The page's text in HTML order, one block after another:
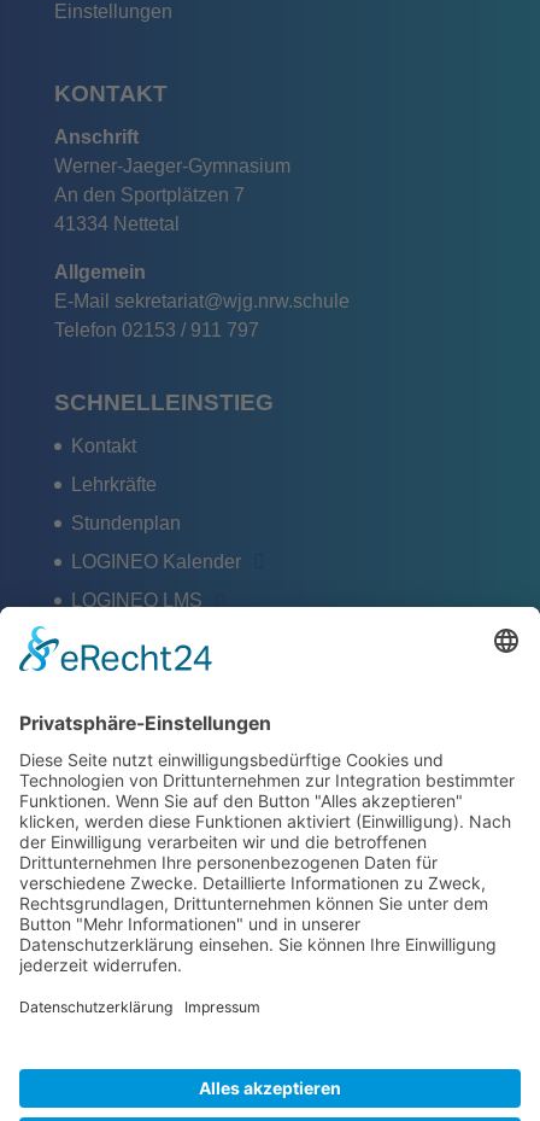
Einstellungen
KONTAKT
Anschrift
Werner-Jaeger-Gymnasium
An den Sportplätzen 7
41334 Nettetal
Allgemein
E-Mail sekretariat@wjg.nrw.schule
Telefon 02153 / 911 797
SCHNELLEINSTIEG
Kontakt
Lehrkräfte
Stundenplan
LOGINEO Kalender
LOGINEO LMS
Barrierefreiheit
Impressum
Datenschutz
ZERTIFIKATE